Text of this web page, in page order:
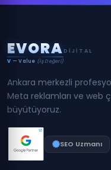
EVORA DIJITAL
V — Value (İş Değeri)
Ankara merkezli
Meta reklamları ve web
büyütüyoruz.
SEO Uzmanı